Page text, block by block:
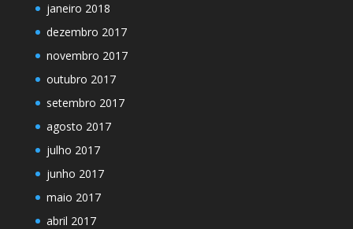
janeiro 2018
dezembro 2017
novembro 2017
outubro 2017
setembro 2017
agosto 2017
julho 2017
junho 2017
maio 2017
abril 2017